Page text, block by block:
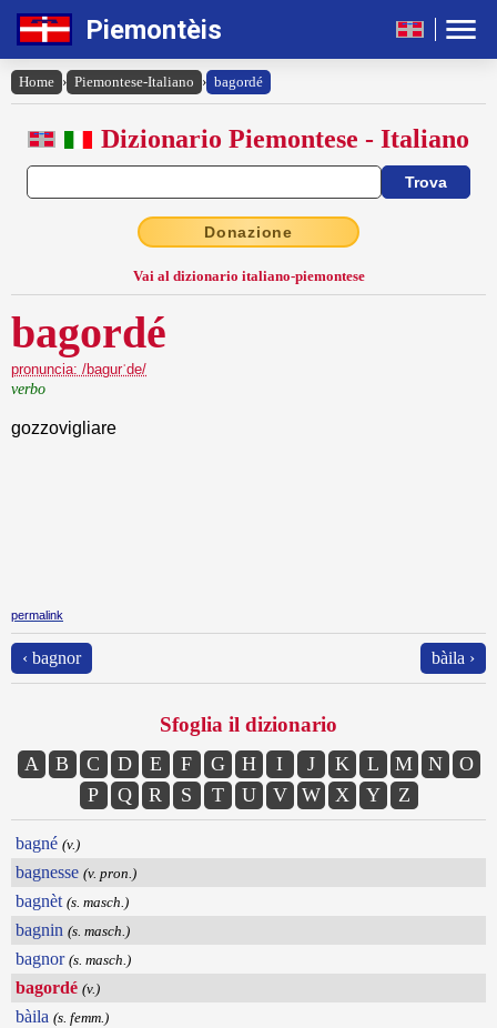
Piemontèis
Home › Piemontese-Italiano › bagordé
Dizionario Piemontese - Italiano
Donazione
Vai al dizionario italiano-piemontese
bagordé
pronuncia: /bagurˈde/
verbo
gozzovigliare
permalink
‹ bagnor bàila ›
Sfoglia il dizionario
A B C D E F G H I J K L M N
O
P
Q R S T U V W X Y Z
bagné (v.)
bagnesse (v. pron.)
bagnèt (s. masch.)
bagnin (s. masch.)
bagnor (s. masch.)
bagordé (v.)
bàila (s. femm.)